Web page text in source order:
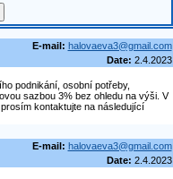
E-mail: halovaeva3@gmail.com
Date: 2.4.2023
podnikání, osobní potřeby,
sazbou 3% bez ohledu na výši. V
kontaktujte na následující
E-mail: halovaeva3@gmail.com
Date: 2.4.2023